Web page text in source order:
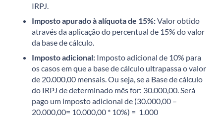
IRPJ.
Imposto apurado à alíquota de 15%:Valor obtido
através da aplicação do percentual de 15% do valor
da base de cálculo.
Imposto adicional: Imposto adicional de 10% para
os casos em que a base de cálculo ultrapassa o valor
de 20.000,00 mensais. Ou seja, se a Base de cálculo
do IRPJ de determinado mês for: 30.000,00. Será
pago um imposto adicional de (30.000,00 –
20.000,00= 10.000,00 * 10%) = 1.000